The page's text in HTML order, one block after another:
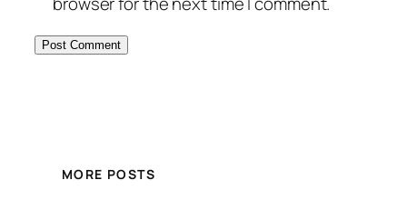
MORE POSTS